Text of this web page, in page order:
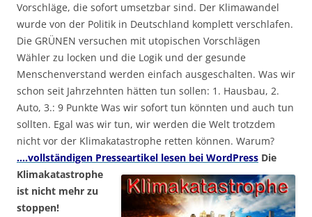
Vorschläge, die sofort umsetzbar sind. Der Klimawandel
wurde von der Politik in Deutschland komplett verschlafen.
Die GRÜNEN versuchen mit utopischen Vorschlägen
Wähler zu locken und die Logik und der gesunde
Menschenverstand werden einfach ausgeschalten. Was wir
schon seit Jahrzehnten hätten tun sollen: 1. Hausbau, 2.
Auto, 3.: 9 Punkte Was wir sofort tun könnten und auch tun
sollten. Egal was wir tun, wir werden die Welt trotzdem
nicht vor der Klimakatastrophe retten können. Warum?
….vollständigen Presseartikel lesen bei WordPress Die
Klimakatastrophe
ist nicht mehr zu
stoppen!